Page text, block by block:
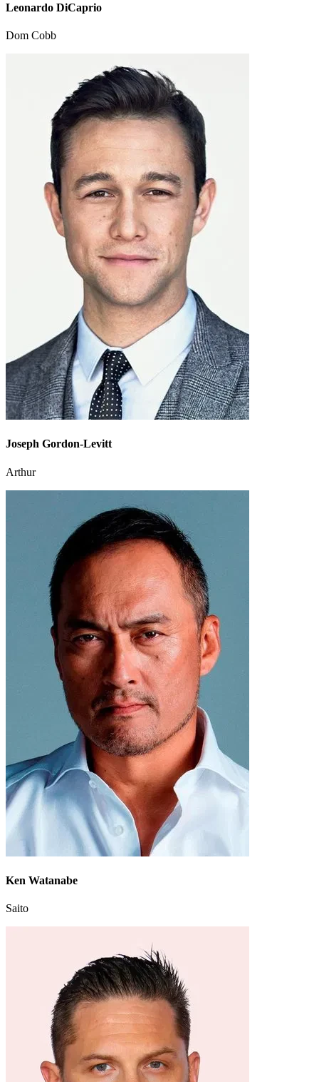
Leonardo DiCaprio
Dom Cobb
Joseph Gordon-Levitt
Arthur
Ken Watanabe
Saito